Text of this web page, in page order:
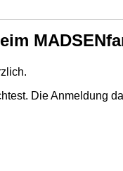
Die Anmeldung